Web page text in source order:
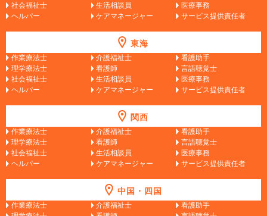
社会福祉士
生活相談員
医療事務
ヘルパー
ケアマネージャー サービス提供責任者
東海
作業療法士 介護福祉士
看護助手
理学療法士
看護師
言語聴覚士
社会福祉士
生活相談員
医療事務
ヘルパー
ケアマネージャー サービス提供責任者
関西
作業療法士 介護福祉士
看護助手
理学療法士
看護師
言語聴覚士
社会福祉士
生活相談員
医療事務
ヘルパー
ケアマネージャー サービス提供責任者
中国・四国
作業療法士 介護福祉士
看護助手